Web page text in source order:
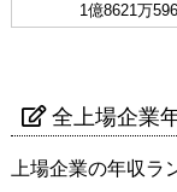
1億8621万
全上場企業
上場企業の年収ラ